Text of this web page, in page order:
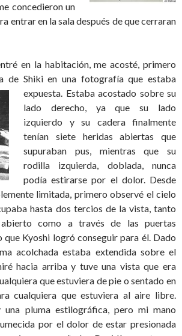
concedieron un
entrar en la sala después de que cerraran
en la habitación, me acosté, primero
de Shiki en una fotografía que estaba
expuesta. Estaba acostado sobre su
lado derecho, ya que su lado
izquierdo y su cadera finalmente
tenían siete heridas abiertas que
supuraban pus, mientras que su
rodilla izquierda, doblada, nunca
podía estirarse por el dolor. Desde
limitada, primero observé el cielo
hasta dos tercios de la vista, tanto
como a través de las puertas
Kyoshi logró conseguir para él. Dado
acolchada estaba extendida sobre el
hacia arriba y tuve una vista que era
que estuviera de pie o sentado en
cualquiera que estuviera al aire libre.
pluma estilográfica, pero mi mano
por el dolor de estar presionada